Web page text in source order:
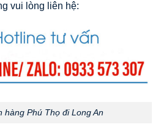
vui lòng liên hệ:
hàng Phú Thọ đi Long An